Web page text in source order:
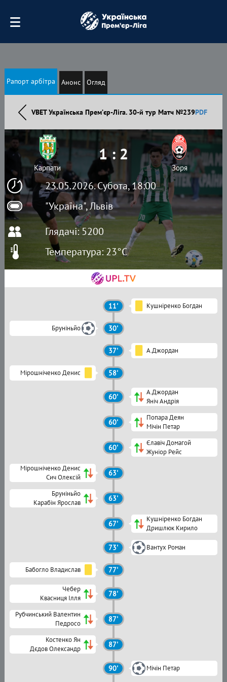
Рапорт арбітра Анонс Огляд
VBET Українська Премʼєр-Ліга. 30-й тур Матч №239PDF
23.05.2026. Субота, 18:00
"Україна", Львів
Карпати
1 : 2
Зоря
Глядачі: 5200
Температура: 23°C
11' Кушніренко Богдан
Бруніньйо 30'
37' А.Джордан
Мірошніченко Денис 58'
60'
А.Джордан
Яніч Андрія
60'
Попара Деян
Мічін Петар
60'
Єлавіч Домагой
Жуніор Рейс
Мірошніченко Денис
Сич Олексій
63'
Бруніньйо
Карабін Ярослав
63'
67'
Кушніренко Богдан
Дришлюк Кирило
73' Вантух Роман
Бабогло Владислав 77'
Чебер
Квасниця Ілля
78'
Рубчинський Валентин
Педросо
87'
Костенко Ян
Дєдов Олександр
87'
90' Мічін Петар